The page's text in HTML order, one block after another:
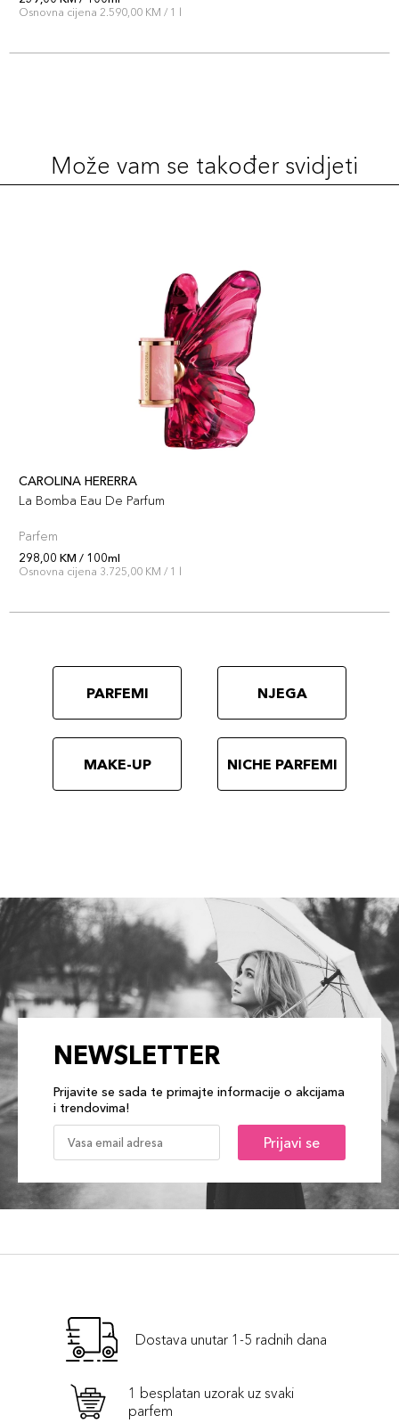
Osnovna cijena 2.590,00 KM / 1 l
Može vam se također svidjeti
CAROLINA HERERRA
La Bomba Eau De Parfum
Parfem
298,00 KM / 100ml
Osnovna cijena 3.725,00 KM / 1 l
PARFEMI NJEGA
MAKE-UP NICHE PARFEMI
NEWSLETTER
Prijavite se sada te primajte informacije o akcijama
i trendovima!
Prijavi se
Dostava unutar 1-5 radnih dana
1 besplatan uzorak uz svaki
parfem